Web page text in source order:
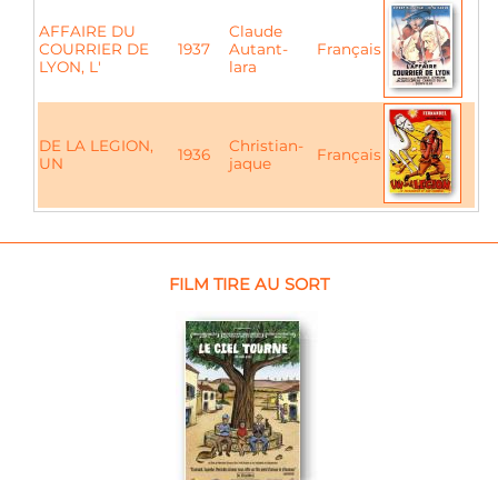
AFFAIRE DU
COURRIER DE
LYON, L'
1937
Claude
Autant-
lara
Français
DE LA LEGION,
UN
1936
Christian-
jaque
Français
FILM TIRE AU SORT